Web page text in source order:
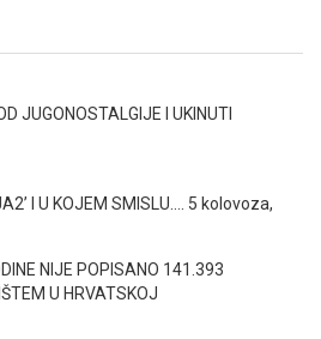
JUGONOSTALGIJE I UKINUTI
I U KOJEM SMISLU….
5 kolovoza,
NIJE POPISANO 141.393
U HRVATSKOJ